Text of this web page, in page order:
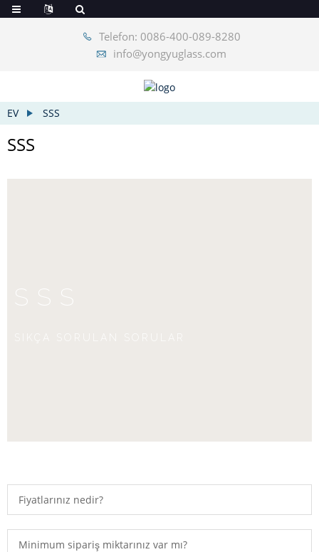
Telefon: 0086-400-089-8280
info@yongyuglass.com
EV SSS
SSS
SSS
Fiyatlarınız nedir?
Minimum sipariş miktarınız var mı?